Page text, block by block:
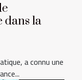
dans la
a connu une